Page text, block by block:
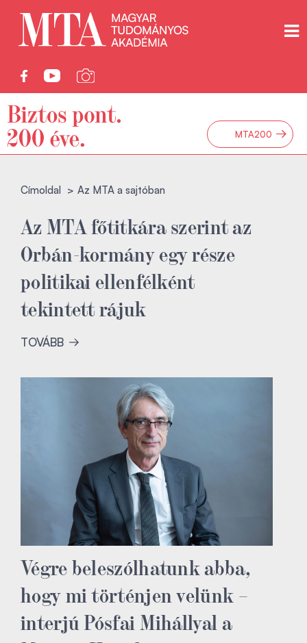
MTA200 →
Címoldal Az MTA a sajtóban
Az MTA főtitkára szerint az
Orbán-kormány egy része
politikai ellenfélként
tekintett rájuk
TOVÁBB
Végre beleszólhatunk abba,
hogy mi történjen velünk –
interjú Pósfai Mihállyal a